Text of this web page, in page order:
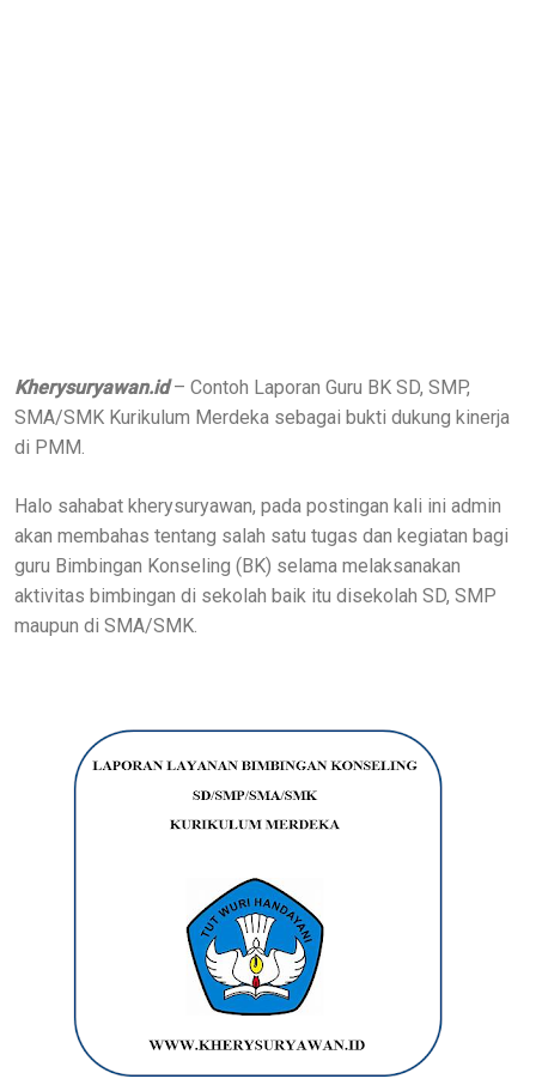
Kherysuryawan.id– Contoh Laporan Guru BK SD, SMP,
SMA/SMK Kurikulum Merdeka sebagai bukti dukung kinerja
di PMM.
Halo sahabat kherysuryawan, pada postingan kali ini admin
akan membahas tentang salah satu tugas dan kegiatan bagi
guru Bimbingan Konseling (BK) selama melaksanakan
aktivitas bimbingan di sekolah baik itu disekolah SD, SMP
maupun di SMA/SMK.